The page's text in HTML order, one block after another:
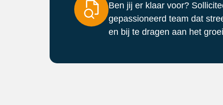
Ben jij er klaar voor?
gepassioneerd team dat
en bij te dragen aan het